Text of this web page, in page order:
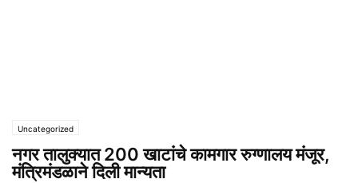
Uncategorized
नगर तालुक्यात 200 खाटांचे कामगार रुग्णालय मंजूर,
मंत्रिमंडळाने दिली मान्यता